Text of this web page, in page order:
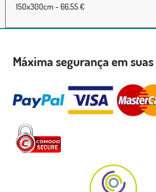
150x300cm - 66,55 €
Máxima segurança em